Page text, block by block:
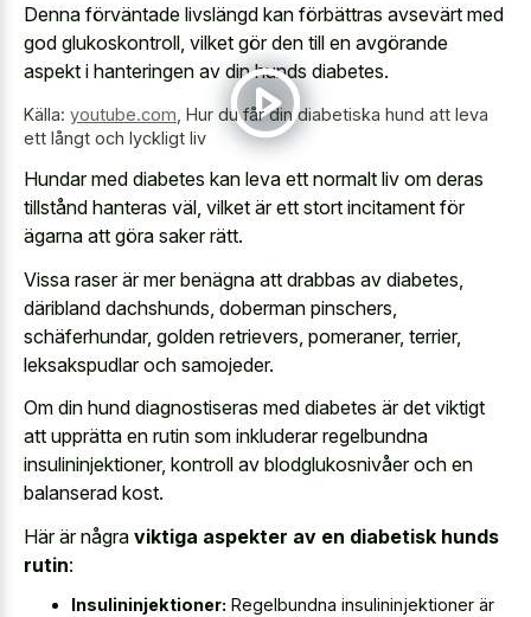
Denna förväntade livslängd kan förbättras avsevärt med
god glukoskontroll, vilket gör den till en avgörande
aspekt i hanteringen av din hunds diabetes.
Källa: youtube.com Hur du får din diabetiska hund att leva
ett långt och lyckligt liv
Hundar med diabetes kan leva ett normalt liv om deras
tillstånd hanteras väl, vilket är ett stort incitament för
ägarna att göra saker rätt.
Vissa raser är mer benägna att drabbas av diabetes,
däribland dachshunds, doberman pinschers,
schäferhundar, golden retrievers, pomeraner, terrier,
leksakspudlar och samojeder.
Om din hund diagnostiseras med diabetes är det viktigt
att upprätta en rutin som inkluderar regelbundna
insulininjektioner, kontroll av blodglukosnivåer och en
balanserad kost.
Här är några viktiga aspekter av en diabetisk hunds
rutin:
Insulininjektioner: Regelbundna insulininjektioner är